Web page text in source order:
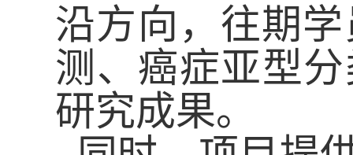
沿方向，往期
测、癌症亚型
研究成果。